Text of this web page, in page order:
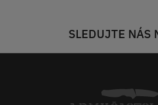
SLEDUJTE NÁS